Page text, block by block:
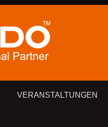
VERANSTALTUNGEN